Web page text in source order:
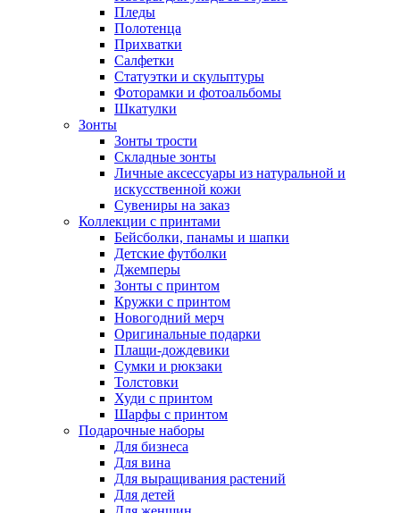
Пледы
Полотенца
Прихватки
Салфетки
Статуэтки и скульптуры
Фоторамки и фотоальбомы
Шкатулки
Зонты
Зонты трости
Складные зонты
Личные аксессуары из натуральной и
искусственной кожи
Сувениры на заказ
Коллекции с принтами
Бейсболки, панамы и шапки
Детские футболки
Джемперы
Зонты с принтом
Кружки с принтом
Новогодний мерч
Оригинальные подарки
Плащи-дождевики
Сумки и рюкзаки
Толстовки
Худи с принтом
Шарфы с принтом
Подарочные наборы
Для бизнеса
Для вина
Для выращивания растений
Для детей